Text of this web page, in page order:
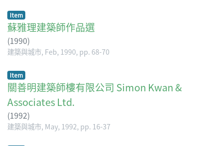
Item
蘇雅理建築師作品選
(1990)
建築與城市, Feb, 1990, pp. 68-70
Item
關善明建築師樓有限公司 Simon Kwan &
Associates Ltd.
(1992)
建築與城市, May, 1992, pp. 16-37